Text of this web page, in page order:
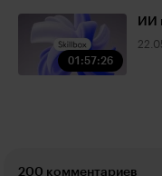
01:57:26
ИИ
200 комментариев